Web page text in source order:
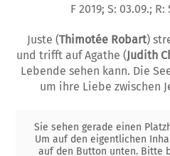
F 2019; S: 03.09.;
Juste (Thimotée Robart)
und trifft auf Agathe (Judith
Lebende sehen kann. Die
um ihre Liebe zwischen
Sie sehen gerade einen
Um auf den eigentlichen
auf den Button unten. Bitte